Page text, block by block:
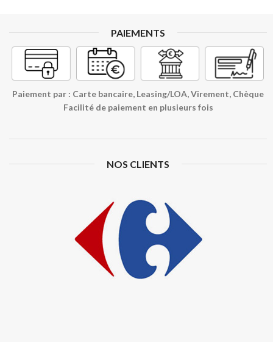
PAIEMENTS
Paiement par : Carte bancaire, Leasing/LOA, Virement, Chèque
Facilité de paiement en plusieurs fois
NOS CLIENTS